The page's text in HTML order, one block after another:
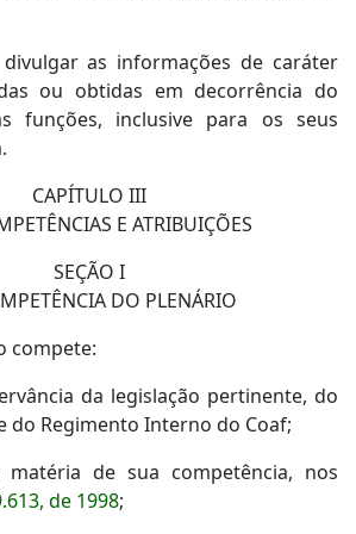
as informações de caráter
ou obtidas em decorrência do
funções, inclusive para os seus
CAPÍTULO III
E ATRIBUIÇÕES
SEÇÃO I
DO PLENÁRIO
compete:
da legislação pertinente, do
do Regimento Interno do Coaf;
de sua competência, nos
de 1998;